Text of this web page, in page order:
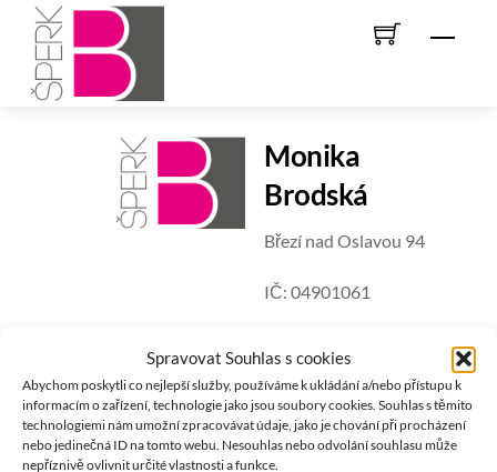
Spravovat Souhlas s cookies
Abychom poskytli co nejlepší služby, používáme k ukládání a/nebo přístupu k
informacím o zařízení, technologie jako jsou soubory cookies. Souhlas s těmito
technologiemi nám umožní zpracovávat údaje, jako je chování při procházení
nebo jedinečná ID na tomto webu. Nesouhlas nebo odvolání souhlasu může
nepříznivě ovlivnit určité vlastnosti a funkce.
content
Monika
Brodská
Březí nad Oslavou 94
IČ: 04901061
email:info@b-sperk.cz